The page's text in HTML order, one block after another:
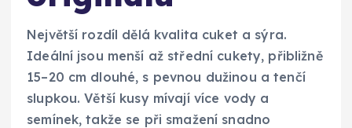
Největší rozdíl dělá kvalita cuket a sýra.
Ideální jsou menší až střední cukety, přibližně
15–20 cm dlouhé, s pevnou dužinou a tenčí
slupkou. Větší kusy mívají více vody a
semínek, takže se při smažení snadno